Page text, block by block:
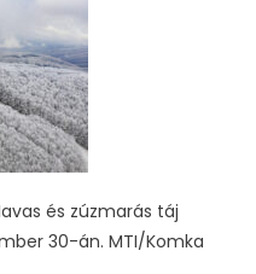
és zúzmarás táj
30-án. MTI/Komka